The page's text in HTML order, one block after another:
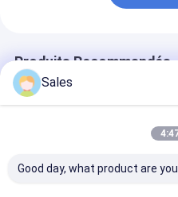
Produits Recommandés
Sales
Good day, what product are